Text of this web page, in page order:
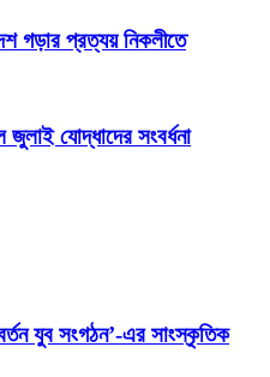
গড়ার প্রত্যয় নিকলীতে
যোদ্ধাদের সংবর্ধনা
যুব সংগঠন’-এর সাংস্কৃতিক